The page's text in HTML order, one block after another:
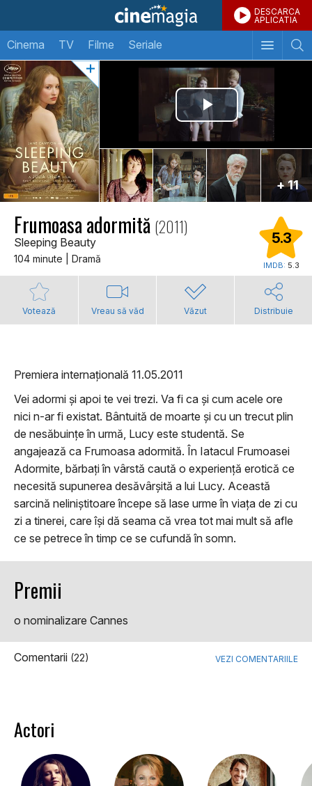
DESCARCA
APLICATIA
Cinema TV Filme Seriale
+ 11
Frumoasa adormită (2011)
Sleeping Beauty
104 minute | Dramă
5.3
IMDB: 5.3
Votează Vreau să văd Văzut Distribuie
Premiera internațională 11.05.2011
Vei adormi și apoi te vei trezi. Va fi ca și cum acele ore
nici n-ar fi existat. Bântuită de moarte și cu un trecut plin
de nesăbuințe în urmă, Lucy este studentă. Se
angajează ca Frumoasa adormită. În Iatacul Frumoasei
Adormite, bărbați în vârstă caută o experiență erotică ce
necesită supunerea desăvârșită a lui Lucy. Această
sarcină neliniștitoare începe să lase urme în viața de zi cu
zi a tinerei, care își dă seama că vrea tot mai mult să afle
ce se petrece în timp ce se cufundă în somn.
Premii
o nominalizare Cannes
Comentarii (22) VEZI COMENTARIILE
Actori